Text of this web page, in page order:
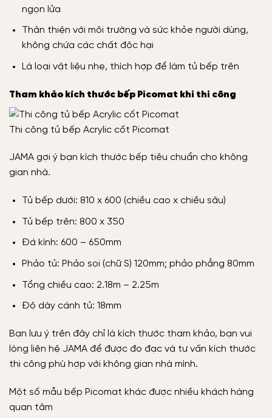
ngọn lửa
Thân thiện với môi trường và sức khỏe người dùng,
không chứa các chất độc hại
Là loại vật liệu nhẹ, thích hợp để làm tủ bếp trên
Tham khảo kích thước bếp Picomat khi thi công
Thi công tủ bếp Acrylic cốt Picomat
JAMA gợi ý bạn kích thước bếp tiêu chuẩn cho không
gian nhà.
Tủ bếp dưới: 810 x 600 (chiều cao x chiều sâu)
Tủ bếp trên: 800 x 350
Đá kính: 600 – 650mm
Phảo tủ: Phảo soi (chữ S) 120mm; phảo phẳng 80mm
Tổng chiều cao: 2.18m – 2.25m
Độ dày cánh tủ: 18mm
Bạn lưu ý trên đây chỉ là kích thước tham khảo, bạn vui
lòng liên hệ JAMA để được đo đạc và tư vấn kích thước
thi công phù hợp với không gian nhà mình.
Một số mẫu bếp Picomat khác được nhiều khách hàng
quan tâm